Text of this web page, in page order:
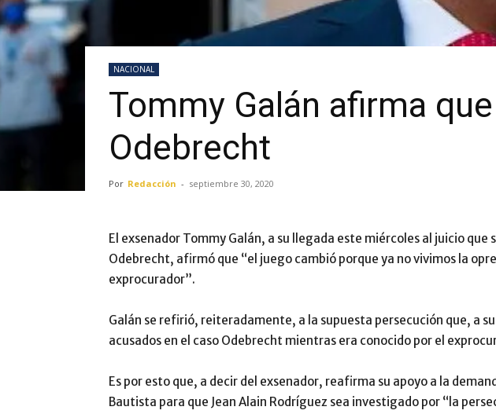
NACIONAL
Tommy Galán afirma
Odebrecht
Por Redacción - septiembre 30, 2020
El exsenador Tommy Galán, a su llegada este miércoles al juicio que
Odebrecht, afirmó que “el juego cambió porque ya no vivimos la
exprocurador”.
Galán se refirió, reiteradamente, a la supuesta persecución que, a
acusados en el caso Odebrecht mientras era conocido por el
Es por esto que, a decir del exsenador, reafirma su apoyo a la
Bautista para que Jean Alain Rodríguez sea investigado por “la